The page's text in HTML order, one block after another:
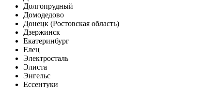
Долгопрудный
Домодедово
Донецк (Ростовская область)
Дзержинск
Екатеринбург
Елец
Электросталь
Элиста
Энгельс
Ессентуки